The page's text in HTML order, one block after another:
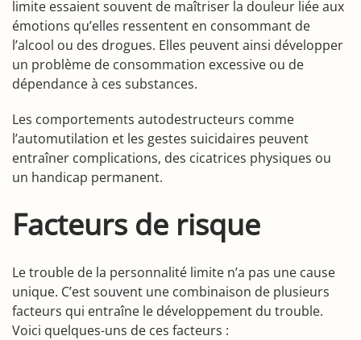
limite essaient souvent de maîtriser la douleur liée aux
émotions qu’elles ressentent en consommant de
l’alcool ou des drogues. Elles peuvent ainsi développer
un problème de consommation excessive ou de
dépendance à ces substances.
Les comportements autodestructeurs comme
l’automutilation et les gestes suicidaires peuvent
entraîner complications, des cicatrices physiques ou
un handicap permanent.
Facteurs de risque
Le trouble de la personnalité limite n’a pas une cause
unique. C’est souvent une combinaison de plusieurs
facteurs qui entraîne le développement du trouble.
Voici quelques-uns de ces facteurs :